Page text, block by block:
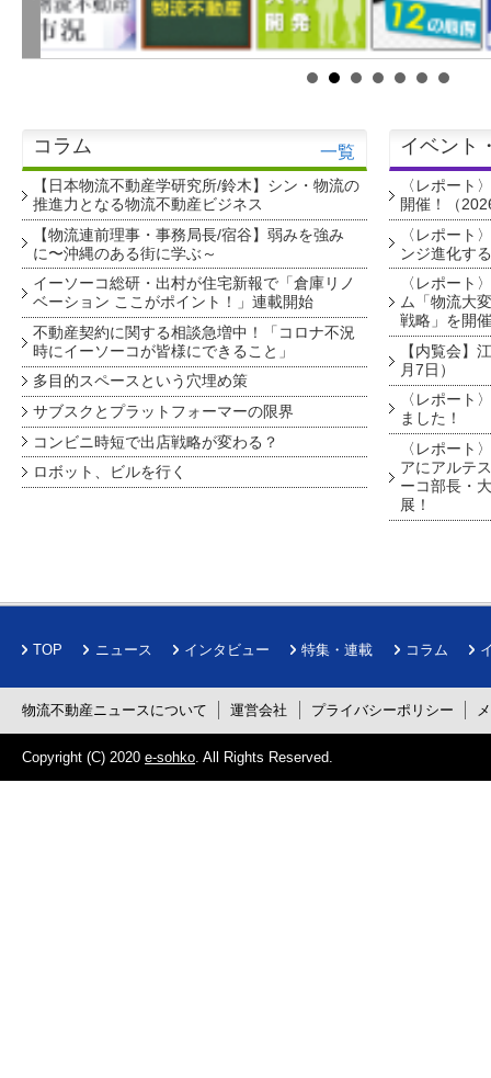
コラム 一覧
【日本物流不動産学研究所/鈴木】シン・物流の
推進力となる物流不動産ビジネス
【物流連前理事・事務局長/宿谷】弱みを強み
に〜沖縄のある街に学ぶ～
イーソーコ総研・出村が住宅新報で「倉庫リノ
ベーション ここがポイント！」連載開始
不動産契約に関する相談急増中！「コロナ不況
時にイーソーコが皆様にできること」
多目的スペースという穴埋め策
サブスクとプラットフォーマーの限界
コンビニ時短で出店戦略が変わる？
ロボット、ビルを行く
イベント
〈レポート
開催！（
〈レポート
ンジ進化す
〈レポート
ム「物流大
戦略」を開
【内覧会】
月7日）
〈レポート
ました！
〈レポート
アにアルテ
ーコ部長・
展！
TOP ニュース インタビュー 特集・連載 コラム
物流不動産ニュースについて 運営会社 プライバシーポリシー
Copyright (C) 2020 e-sohko. All Rights Reserved.